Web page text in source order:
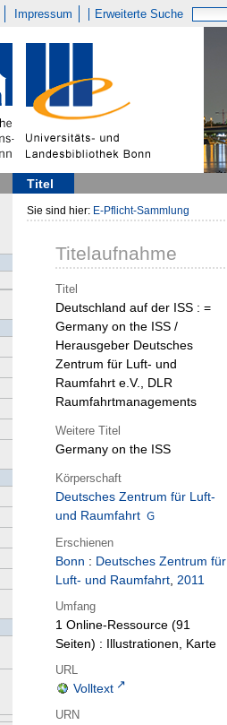
Impressum Erweiterte Suche
Titel
Sie sind hier: E-Pflicht-Sammlung
Titelaufnahme
Titel
Deutschland auf der ISS : =
Germany on the ISS /
Herausgeber Deutsches
Zentrum für Luft- und
Raumfahrt e.V., DLR
Raumfahrtmanagements
Weitere Titel
Germany on the ISS
Körperschaft
Deutsches Zentrum für Luft-
und Raumfahrt
Erschienen
Bonn : Deutsches Zentrum für
Luft- und Raumfahrt, 2011
Umfang
1 Online-Ressource (91
Seiten) : Illustrationen, Karte
URL
Volltext
URN